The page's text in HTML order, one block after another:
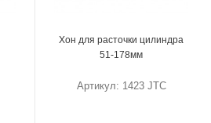
Хон для расточки цилиндра
51-178мм
Артикул: 1423 JTC